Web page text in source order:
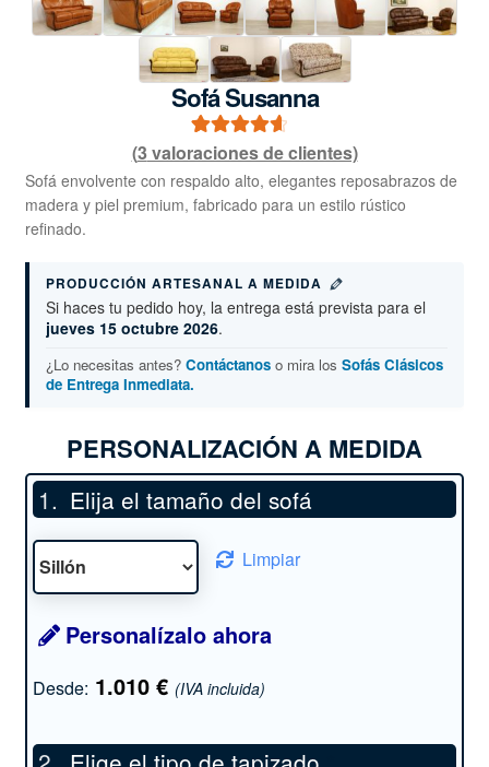
Sofá Susanna
Valorado
con4.67de
5 en base a
3
(3valoraciones de clientes)
Sofá envolvente con respaldo alto, elegantes reposabrazos de
madera y piel premium, fabricado para un estilo rústico
refinado.
PRODUCCIÓN ARTESANAL A MEDIDA
Si haces tu pedido hoy, la entrega está prevista para el
jueves 15 octubre 2026.
¿Lo necesitas antes? Contáctanoso mira los Sofás Clásicos
de Entrega Inmediata.
PERSONALIZACIÓN A MEDIDA
Elija el tamaño del sofá
Limpiar
Personalízalo ahora
Desde: 1.010 € (IVA incluida)